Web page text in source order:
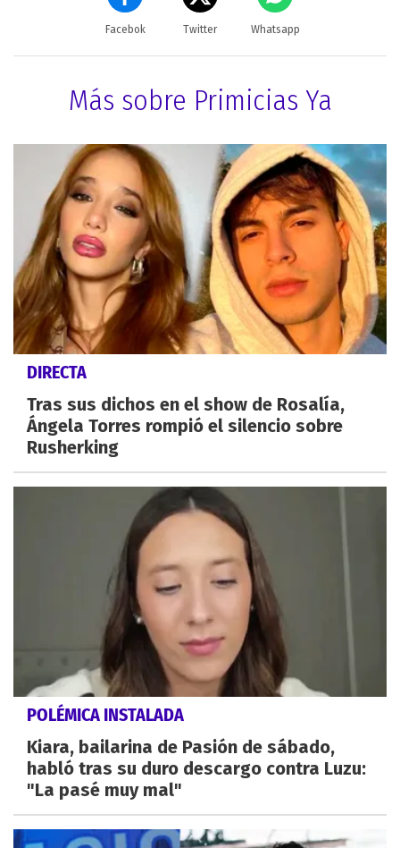
Facebok Twitter Whatsapp
Más sobre Primicias Ya
DIRECTA
Tras sus dichos en el show de Rosalía,
Ángela Torres rompió el silencio sobre
Rusherking
POLÉMICA INSTALADA
Kiara, bailarina de Pasión de sábado,
habló tras su duro descargo contra Luzu:
"La pasé muy mal"